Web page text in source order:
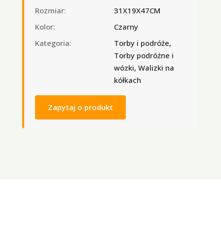
Rozmiar:
31X19X47CM
Kolor:
Czarny
Kategoria:
Torby i podróże,
Torby podróżne i
wózki, Walizki na
kółkach
Zapytaj o produkt